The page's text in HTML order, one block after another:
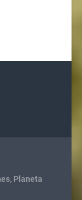
, Planeta